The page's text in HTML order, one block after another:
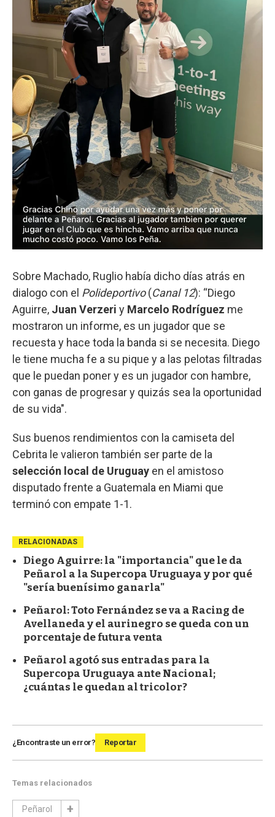
Sobre Machado, Ruglio había dicho días atrás en
dialogo con el Polideportivo(Canal 12): “Diego
Aguirre, Juan Verzeri y Marcelo Rodríguez me
mostraron un informe, es un jugador que se
recuesta y hace toda la banda si se necesita. Diego
le tiene mucha fe a su pique y a las pelotas filtradas
que le puedan poner y es un jugador con hambre,
con ganas de progresar y quizás sea la oportunidad
de su vida".
Sus buenos rendimientos con la camiseta del
Cebrita le valieron también ser parte de la
selección local de Uruguay en el amistoso
disputado frente a Guatemala en Miami que
terminó con empate 1-1.
RELACIONADAS
Diego Aguirre: la "importancia" que le da
Peñarol a la Supercopa Uruguaya y por qué
"sería buenísimo ganarla"
Peñarol: Toto Fernández se va a Racing de
Avellaneda y el aurinegro se queda con un
porcentaje de futura venta
Peñarol agotó sus entradas para la
Supercopa Uruguaya ante Nacional;
¿cuántas le quedan al tricolor?
¿Encontraste un error? Reportar
Temas relacionados
Peñarol